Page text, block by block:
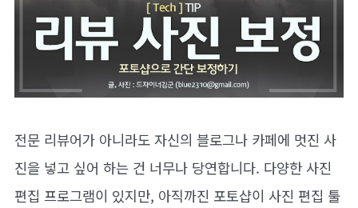
전문 리뷰어가 아니라도 자신의 블로그나 카페에 멋진 사
진을 넣고 싶어 하는 건 너무나 당연합니다. 다양한 사진
편집 프로그램이 있지만, 아직까진 포토샵이 사진 편집 툴